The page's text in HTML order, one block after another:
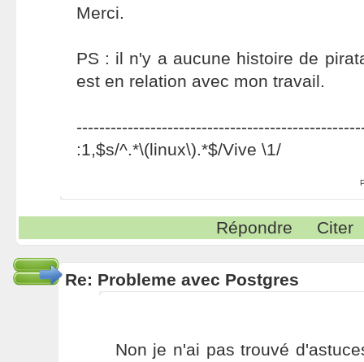
Merci.
PS : il n'y a aucune histoire de
est en relation avec mon travail.
:1,$s/^.*\(linux\).*$/Vive \1/
Répondre Citer
Re: Probleme avec Postgres
Non je n'ai pas trouvé